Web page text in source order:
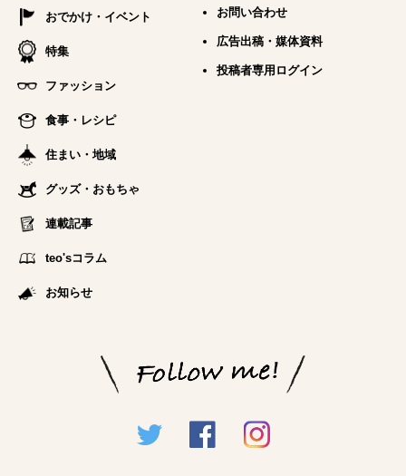
おでかけ・イベント
特集
ファッション
食事・レシピ
住まい・地域
グッズ・おもちゃ
連載記事
teo'sコラム
お知らせ
お問い合わせ
広告出稿・媒体資料
投稿者専用ログイン